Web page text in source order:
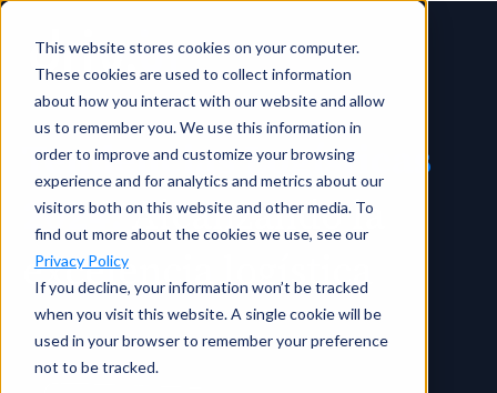
This website stores cookies on your computer.
These cookies are used to collect information
about how you interact with our website and allow
us to remember you. We use this information in
order to improve and customize your browsing
experience and for analytics and metrics about our
visitors both on this website and other media. To
find out more about the cookies we use, see our
Privacy Policy
If you decline, your information won’t be tracked
when you visit this website. A single cookie will be
used in your browser to remember your preference
not to be tracked.
Tendencias Logísticas
2024:Alcanzando la
excelencia logística